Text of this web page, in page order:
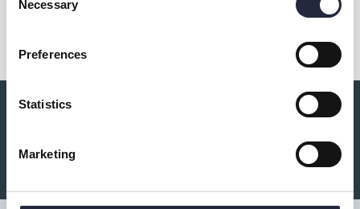
Selection
Necessary
Preferences
Statistics
Marketing
Du kanske också är intresserad av: